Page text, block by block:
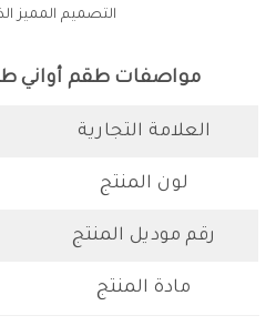
التصميم المميز
مواصفات طقم أواني طهي
العلامة التجارية
لون المنتج
رقم موديل المنتج
مادة المنتج